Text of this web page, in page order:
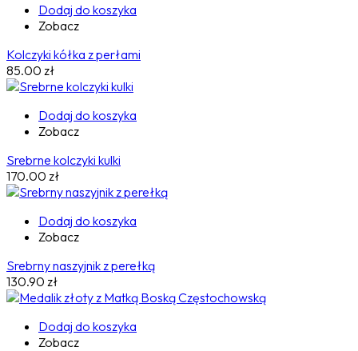
Dodaj do koszyka
Zobacz
Kolczyki kółka z perłami
85.00 zł
Dodaj do koszyka
Zobacz
Srebrne kolczyki kulki
170.00 zł
Dodaj do koszyka
Zobacz
Srebrny naszyjnik z perełką
130.90 zł
Dodaj do koszyka
Zobacz